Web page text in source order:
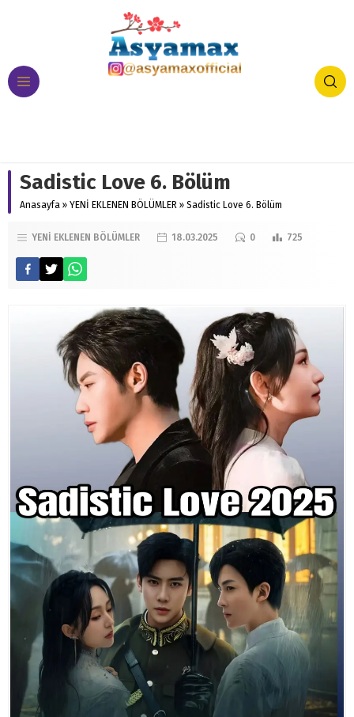
Sadistic Love 6. Bölüm
Anasayfa » YENİ EKLENEN BÖLÜMLER » Sadistic Love 6. Bölüm
YENİ EKLENEN BÖLÜMLER 18.03.2025 0 725